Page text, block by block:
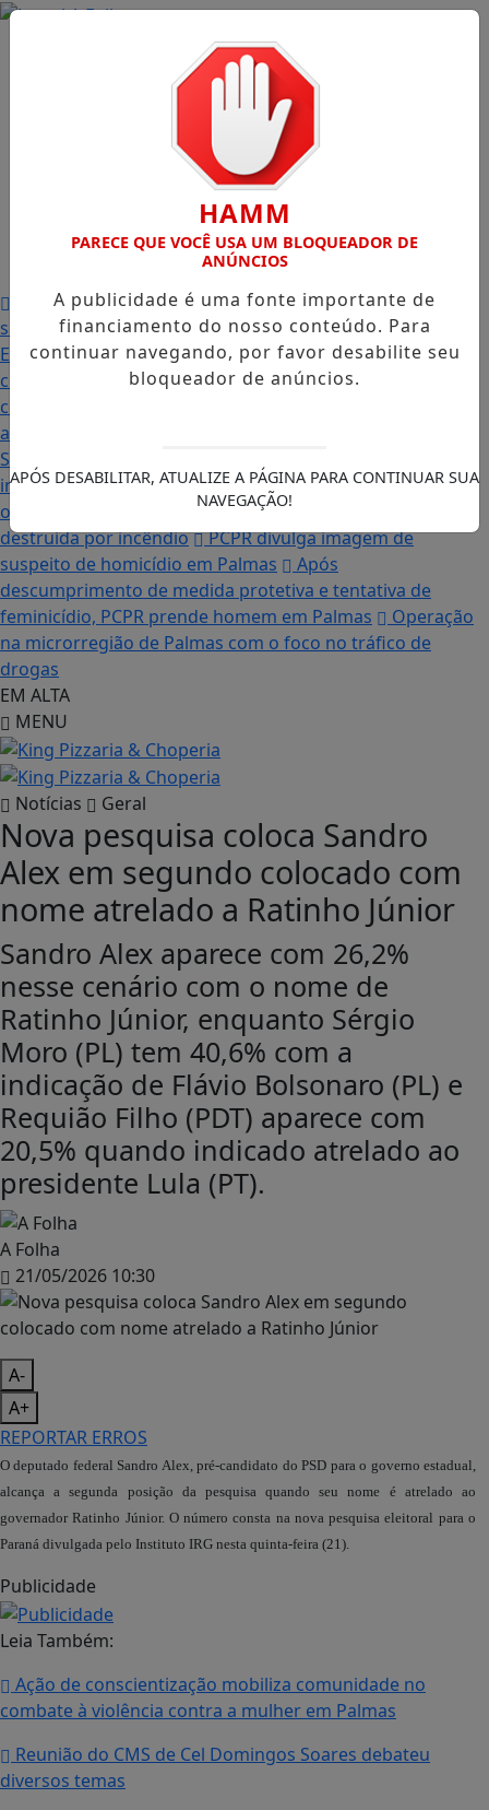
Publicidades
Prefeitura abre PSS com vagas em seis funções e
salários que chegam a R$ 3,8 mil
Igreja do Divino
Espírito Santo
Famílias palmenses foram contempladas
com programas estaduais Intercambista palmense
comenta sobre sua viagem ao Canadá e destaca o
aprendizado
Simplificado para Jovem Aprendiz com 45 vagas;
inscrições começam nesta terça-feira (21)
“Acabou com
os sonhos”, diz irmão da moradora que teve a casa
destruída por incêndio
PCPR divulga imagem de
suspeito de homicídio em Palmas
Após
descumprimento de medida protetiva e tentativa de
feminicídio, PCPR prende homem em Palmas
Operação
na microrregião de Palmas com o foco no tráfico de
drogas
EM ALTA
MENU
Notícias Geral
Nova pesquisa coloca Sandro
Alex em segundo colocado com
nome atrelado a Ratinho Júnior
Sandro Alex aparece com 26,2%
nesse cenário com o nome de
Ratinho Júnior, enquanto Sérgio
Moro (PL) tem 40,6% com a
indicação de Flávio Bolsonaro (PL) e
Requião Filho (PDT) aparece com
20,5% quando indicado atrelado ao
presidente Lula (PT).
A Folha
21/05/2026 10:30
A-
A+
REPORTAR ERROS
O deputado federal Sandro Alex, pré-candidato do PSD para o governo estadual,
alcança a segunda posição da pesquisa quando seu nome é atrelado ao
governador Ratinho Júnior. O número consta na nova pesquisa eleitoral para o
Paraná divulgada pelo Instituto IRG nesta quinta-feira (21).
Publicidade
Leia Também:
Ação de conscientização mobiliza comunidade no
combate à violência contra a mulher em Palmas
Reunião do CMS de Cel Domingos Soares debateu
diversos temas
HAMM
PARECE QUE VOCÊ USA UM BLOQUEADOR DE
ANÚNCIOS
A publicidade é uma fonte importante de
financiamento do nosso conteúdo. Para
continuar navegando, por favor desabilite seu
bloqueador de anúncios.
APÓS DESABILITAR, ATUALIZE A PÁGINA PARA CONTINUAR SUA
NAVEGAÇÃO!